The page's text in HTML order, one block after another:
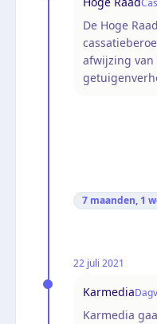
De Hoge
afwijzing
7 maanden, 1
22 juli 2021
Karmedia
Karmedia